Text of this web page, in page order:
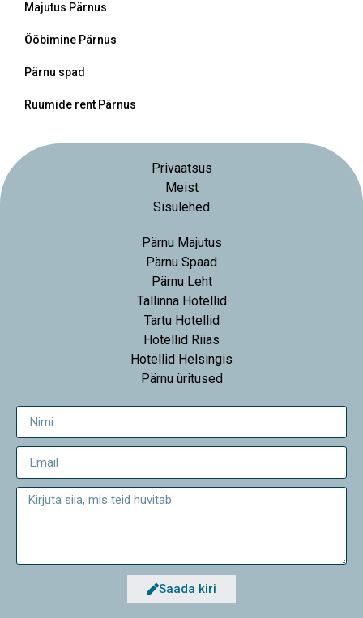
Majutus Pärnus
Ööbimine Pärnus
Pärnu spad
Ruumide rent Pärnus
Privaatsus
Meist
Sisulehed
Pärnu Majutus
Pärnu Spaad
Pärnu Leht
Tallinna Hotellid
Tartu Hotellid
Hotellid Riias
Hotellid Helsingis
Pärnu üritused
Saada kiri